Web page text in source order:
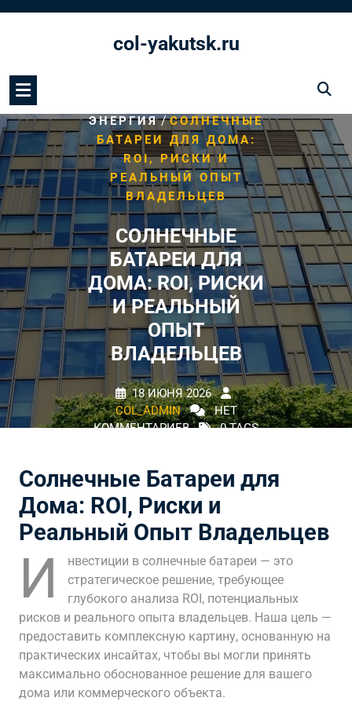
col-yakutsk.ru
ЭНЕРГИЯ/СОЛНЕЧНЫЕ
БАТАРЕИ ДЛЯ ДОМА:
ROI, РИСКИ И
РЕАЛЬНЫЙ ОПЫТ
ВЛАДЕЛЬЦЕВ
СОЛНЕЧНЫЕ
БАТАРЕИ ДЛЯ
ДОМА: ROI, РИСКИ
И РЕАЛЬНЫЙ
ОПЫТ
ВЛАДЕЛЬЦЕВ
18 ИЮНЯ 2026
COL_ADMIN
НЕТ
КОММЕНТАРИЕВ
0 TAGS
Солнечные Батареи для
Дома: ROI, Риски и
Реальный Опыт Владельцев
И
нвестиции в солнечные батареи — это
стратегическое решение, требующее
глубокого анализа ROI, потенциальных
рисков и реального опыта владельцев. Наша цель —
предоставить комплексную картину, основанную на
практических инсайтах, чтобы вы могли принять
максимально обоснованное решение для вашего
дома или коммерческого объекта.